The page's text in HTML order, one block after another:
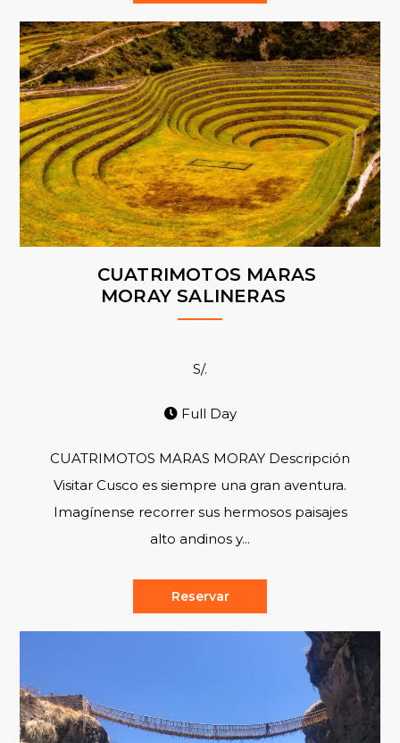
CUATRIMOTOS MARAS
MORAY SALINERAS
S/.
Full Day
CUATRIMOTOS MARAS MORAY Descripción
Visitar Cusco es siempre una gran aventura.
Imagínense recorrer sus hermosos paisajes
alto andinos y...
Reservar